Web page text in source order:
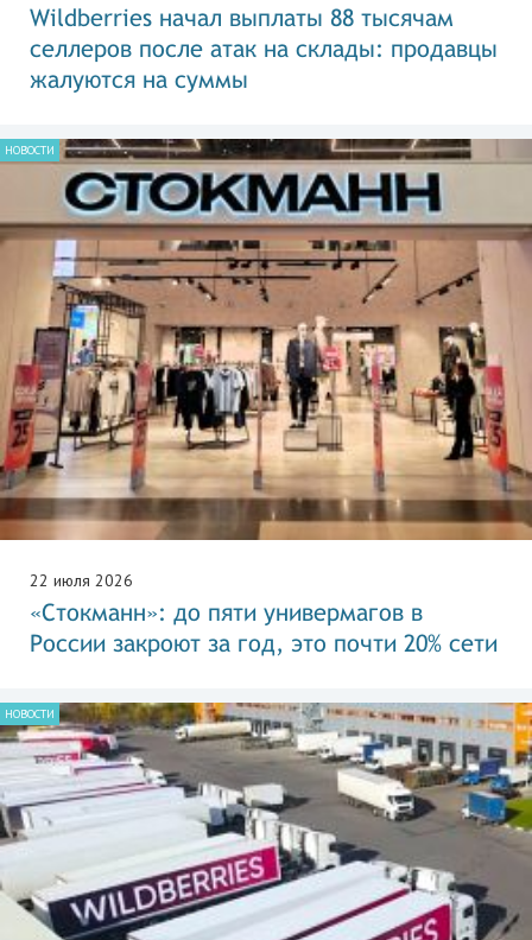
Wildberries начал выплаты 88 тысячам
селлеров после атак на склады: продавцы
жалуются на суммы
НОВОСТИ
22 июля 2026
«Стокманн»: до пяти универмагов в
России закроют за год, это почти 20% сети
НОВОСТИ